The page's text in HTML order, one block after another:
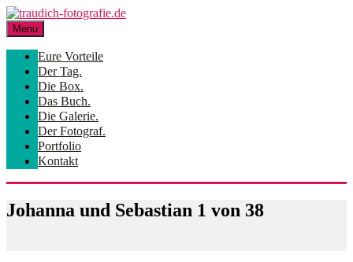
Skip
to
content
Menu
Eure Vorteile
Der Tag.
Die Box.
Das Buch.
Die Galerie.
Der Fotograf.
Portfolio
Kontakt
Johanna und Sebastian 1 von 38